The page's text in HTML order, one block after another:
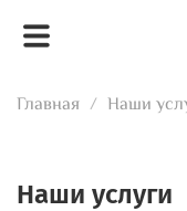
Главная Наши
Наши услуги